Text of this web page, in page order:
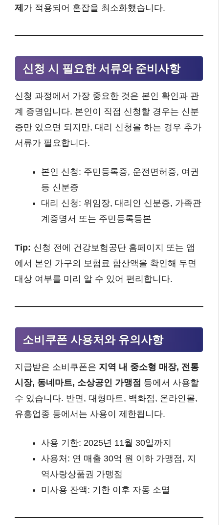
제 가 적용되어 혼잡을 최소화했습니다.
신청 시 필요한 서류와 준비사항
신청 과정에서 가장 중요한 것은 본인 확인과 관
계 증명입니다. 본인이 직접 신청할 경우는 신분
증만 있으면 되지만, 대리 신청을 하는 경우 추가
서류가 필요합니다.
본인 신청: 주민등록증, 운전면허증, 여권
등 신분증
대리 신청: 위임장, 대리인 신분증, 가족관
계증명서 또는 주민등록등본
Tip: 신청 전에 건강보험공단 홈페이지 또는 앱
에서 본인 가구의 보험료 합산액을 확인해 두면
대상 여부를 미리 알 수 있어 편리합니다.
소비쿠폰 사용처와 유의사항
지급받은 소비쿠폰은 지역 내 중소형 매장, 전통
시장, 동네마트, 소상공인 가맹점 등에서 사용할
수 있습니다. 반면, 대형마트, 백화점, 온라인몰,
유흥업종 등에서는 사용이 제한됩니다.
사용 기한: 2025년 11월 30일까지
사용처: 연 매출 30억 원 이하 가맹점, 지
역사랑상품권 가맹점
미사용 잔액: 기한 이후 자동 소멸